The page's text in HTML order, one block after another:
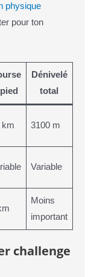
physique
pour ton
Dénivelé
total
km 3100 m
Variable
Moins
important
challenge